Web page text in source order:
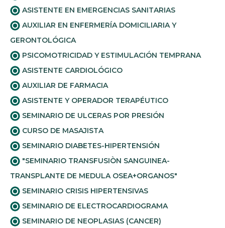
ASISTENTE EN EMERGENCIAS SANITARIAS
AUXILIAR EN ENFERMERÍA DOMICILIARIA Y
GERONTOLÓGICA
PSICOMOTRICIDAD Y ESTIMULACIÓN TEMPRANA
ASISTENTE CARDIOLÓGICO
AUXILIAR DE FARMACIA
ASISTENTE Y OPERADOR TERAPÉUTICO
SEMINARIO DE ULCERAS POR PRESIÓN
CURSO DE MASAJISTA
SEMINARIO DIABETES-HIPERTENSIÓN
"SEMINARIO TRANSFUSIÒN SANGUINEA-
TRANSPLANTE DE MEDULA OSEA+ORGANOS"
SEMINARIO CRISIS HIPERTENSIVAS
SEMINARIO DE ELECTROCARDIOGRAMA
SEMINARIO DE NEOPLASIAS (CANCER)